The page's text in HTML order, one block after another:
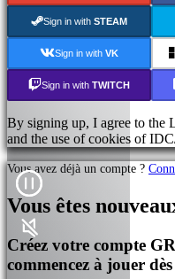
Sign in with STEAM
Sign in with VK
Sign in with TWITCH
By signing up, I agree to the
and the use of cookies of
Vous avez déjà un compte ?
Vous êtes
Créez votre compte
commencez à jouer